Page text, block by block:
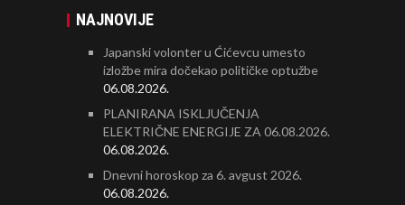
NAJNOVIJE
Japanski volonter u Ćićevcu umesto
izložbe mira dočekao političke optužbe
06.08.2026.
PLANIRANA ISKLJUČENJA
ELEKTRIČNE ENERGIJE ZA 06.08.2026.
06.08.2026.
Dnevni horoskop za 6. avgust 2026.
06.08.2026.